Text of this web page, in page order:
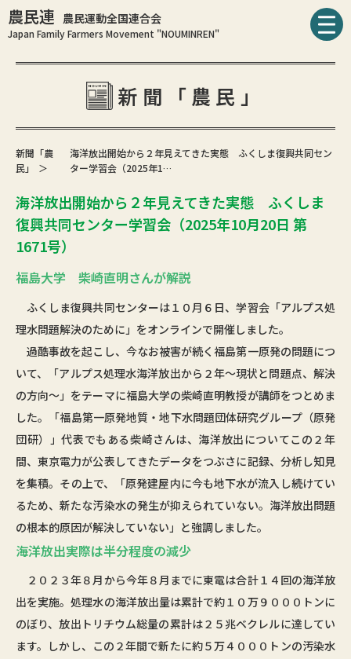
農民連 農民運動全国連合会
Japan Family Farmers Movement "NOUMINREN"
新聞「農民」
新聞「農
民」
海洋放出開始から２年見えてきた実態 ふくしま復興共同セン
ター学習会（2025年1…
海洋放出開始から２年見えてきた実態 ふくしま
復興共同センター学習会（2025年10月20日 第
1671号）
福島大学 柴崎直明さんが解説
ふくしま復興共同センターは１０月６日、学習会「アルプス処
理水問題解決のために」をオンラインで開催しました。
過酷事故を起こし、今なお被害が続く福島第一原発の問題につ
いて、「アルプス処理水海洋放出から２年～現状と問題点、解決
の方向～」をテーマに福島大学の柴崎直明教授が講師をつとめま
した。「福島第一原発地質・地下水問題団体研究グループ（原発
団研）」代表でもある柴崎さんは、海洋放出についてこの２年
間、東京電力が公表してきたデータをつぶさに記録、分析し知見
を集積。その上で、「原発建屋内に今も地下水が流入し続けてい
るため、新たな汚染水の発生が抑えられていない。海洋放出問題
の根本的原因が解決していない」と強調しました。
海洋放出実際は半分程度の減少
２０２３年８月から今年８月までに東電は合計１４回の海洋放
出を実施。処理水の海洋放出量は累計で約１０万９０００トンに
のぼり、放出トリチウム総量の累計は２５兆ベクレルに達してい
ます。しかし、この２年間で新たに約５万４０００トンの汚染水